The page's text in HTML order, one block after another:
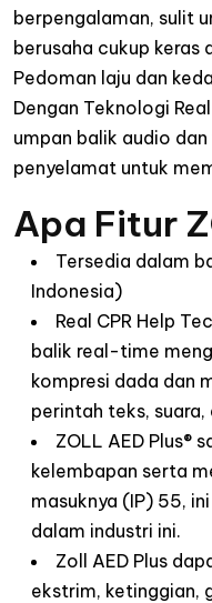
berpengalaman, sulit
berusaha cukup keras
Pedoman laju dan
Dengan Teknologi
umpan balik audio
penyelamat untuk
Apa Fitur
Tersedia dalam
Indonesia)
Real CPR Help
balik real-time
kompresi dada dan
perintah teks,
ZOLL AED Plus®
kelembapan serta
masuknya (IP) 55,
dalam industri ini.
Zoll AED Plus
ekstrim, ketinggian,